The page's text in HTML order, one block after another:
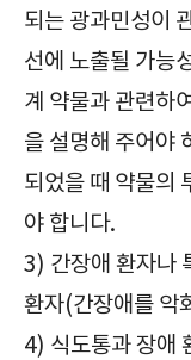
되는 광과민성이
선에 노출될 가능
계 약물과 관련하
을 설명해 주어야
되었을 때 약물의
야 합니다.
3) 간장애 환자나
환자(간장애를 악
4) 식도통과 장애